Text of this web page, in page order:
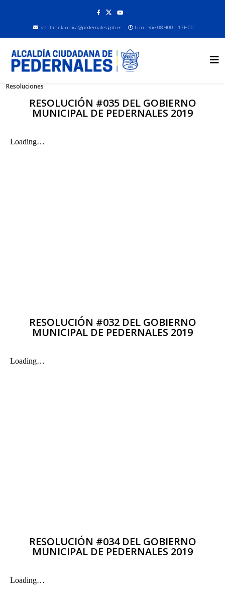
ventanillaunica@pedernales.gob.ec Lun - Vie 08H00 - 17H00
Resoluciones
RESOLUCIÓN #035 DEL GOBIERNO
MUNICIPAL DE PEDERNALES 2019
RESOLUCIÓN #032 DEL GOBIERNO
MUNICIPAL DE PEDERNALES 2019
RESOLUCIÓN #034 DEL GOBIERNO
MUNICIPAL DE PEDERNALES 2019